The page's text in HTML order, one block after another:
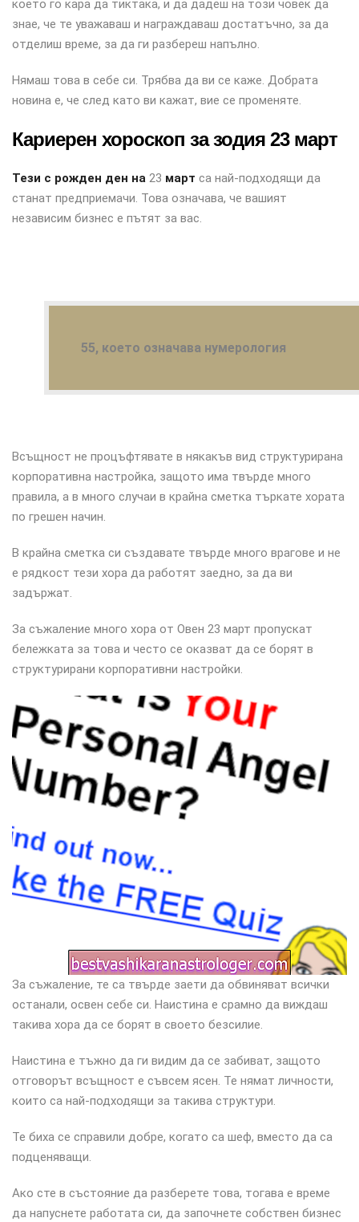
което го кара да тиктака, и да дадеш на този човек да
знае, че те уважаваш и награждаваш достатъчно, за да
отделиш време, за да ги разбереш напълно.
Нямаш това в себе си. Трябва да ви се каже. Добрата
новина е, че след като ви кажат, вие се променяте.
Кариерен хороскоп за зодия 23 март
Тези с рожден ден на 23 март са най-подходящи да
станат предприемачи. Това означава, че вашият
независим бизнес е пътят за вас.
55, което означава нумерология
Всъщност не процъфтявате в някакъв вид структурирана
корпоративна настройка, защото има твърде много
правила, а в много случаи в крайна сметка търкате хората
по грешен начин.
В крайна сметка си създавате твърде много врагове и не
е рядкост тези хора да работят заедно, за да ви
задържат.
За съжаление много хора от Овен 23 март пропускат
бележката за това и често се оказват да се борят в
структурирани корпоративни настройки.
За съжаление, те са твърде заети да обвиняват всички
останали, освен себе си. Наистина е срамно да виждаш
такива хора да се борят в своето безсилие.
Наистина е тъжно да ги видим да се забиват, защото
отговорът всъщност е съвсем ясен. Те нямат личности,
които са най-подходящи за такива структури.
Те биха се справили добре, когато са шеф, вместо да са
подценяващи.
Ако сте в състояние да разберете това, тогава е време
да напуснете работата си, да започнете собствен бизнес